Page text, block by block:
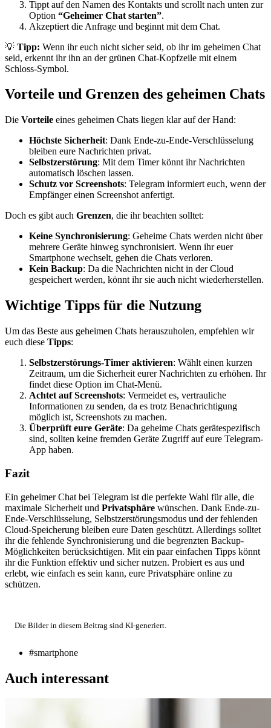
Tippt auf den Namen des Kontakts und scrollt nach unten zur
Option “Geheimer Chat starten”.
Akzeptiert die Anfrage und beginnt mit dem Chat.
💡 Tipp: Wenn ihr euch nicht sicher seid, ob ihr im geheimen Chat
seid, erkennt ihr ihn an der grünen Chat-Kopfzeile mit einem
Schloss-Symbol.
Vorteile und Grenzen des geheimen Chats
Die Vorteile eines geheimen Chats liegen klar auf der Hand:
Höchste Sicherheit: Dank Ende-zu-Ende-Verschlüsselung
bleiben eure Nachrichten privat.
Selbstzerstörung: Mit dem Timer könnt ihr Nachrichten
automatisch löschen lassen.
Schutz vor Screenshots: Telegram informiert euch, wenn der
Empfänger einen Screenshot anfertigt.
Doch es gibt auch Grenzen, die ihr beachten solltet:
Keine Synchronisierung: Geheime Chats werden nicht über
mehrere Geräte hinweg synchronisiert. Wenn ihr euer
Smartphone wechselt, gehen die Chats verloren.
Kein Backup: Da die Nachrichten nicht in der Cloud
gespeichert werden, könnt ihr sie auch nicht wiederherstellen.
Wichtige Tipps für die Nutzung
Um das Beste aus geheimen Chats herauszuholen, empfehlen wir
euch diese Tipps:
Selbstzerstörungs-Timer aktivieren: Wählt einen kurzen
Zeitraum, um die Sicherheit eurer Nachrichten zu erhöhen. Ihr
findet diese Option im Chat-Menü.
Achtet auf Screenshots: Vermeidet es, vertrauliche
Informationen zu senden, da es trotz Benachrichtigung
möglich ist, Screenshots zu machen.
Überprüft eure Geräte: Da geheime Chats gerätespezifisch
sind, sollten keine fremden Geräte Zugriff auf eure Telegram-
App haben.
Fazit
Ein geheimer Chat bei Telegram ist die perfekte Wahl für alle, die
maximale Sicherheit und Privatsphäre wünschen. Dank Ende-zu-
Ende-Verschlüsselung, Selbstzerstörungsmodus und der fehlenden
Cloud-Speicherung bleiben eure Daten geschützt. Allerdings solltet
ihr die fehlende Synchronisierung und die begrenzten Backup-
Möglichkeiten berücksichtigen. Mit ein paar einfachen Tipps könnt
ihr die Funktion effektiv und sicher nutzen. Probiert es aus und
erlebt, wie einfach es sein kann, eure Privatsphäre online zu
schützen.
Die Bilder in diesem Beitrag sind KI-generiert.
#smartphone
Auch interessant